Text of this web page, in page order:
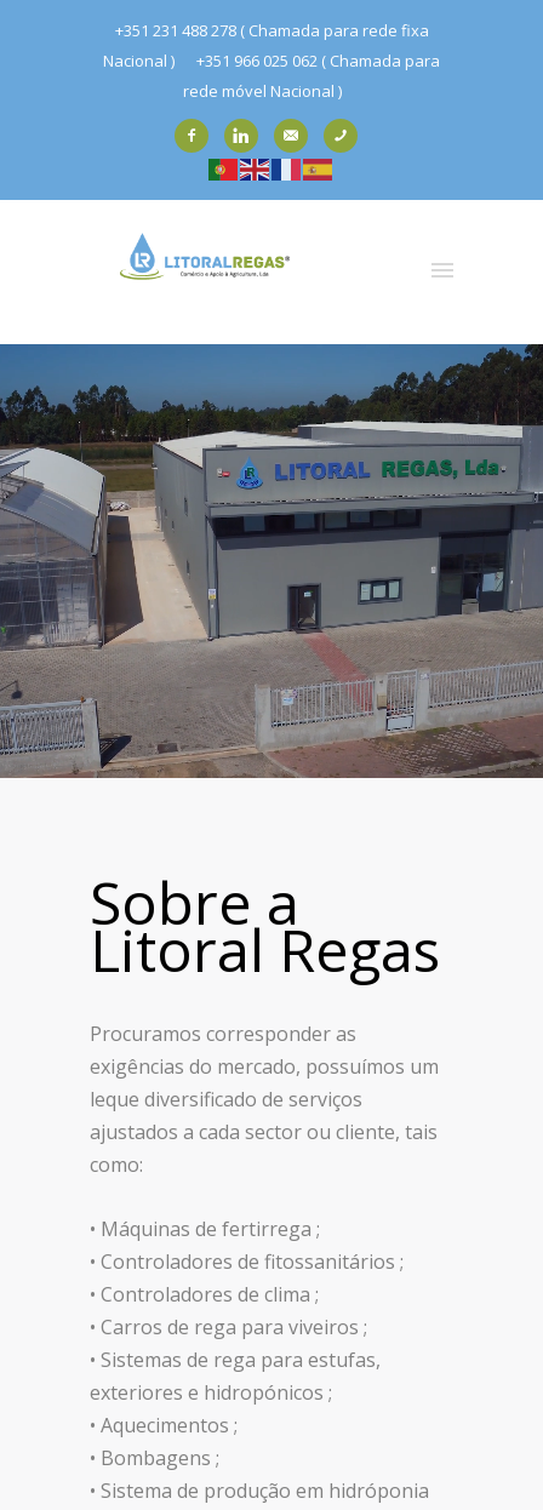
+351 231 488 278 ( Chamada para rede fixa
Nacional )
+351 966 025 062 ( Chamada para
rede móvel Nacional )
Sobre a
Litoral Regas
Procuramos corresponder as
exigências do mercado, possuímos um
leque diversificado de serviços
ajustados a cada sector ou cliente, tais
como:
• Máquinas de fertirrega ;
• Controladores de fitossanitários ;
• Controladores de clima ;
• Carros de rega para viveiros ;
• Sistemas de rega para estufas,
exteriores e hidropónicos ;
• Aquecimentos ;
• Bombagens ;
• Sistema de produção em hidróponia